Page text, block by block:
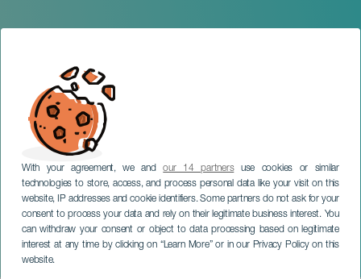
With your agreement, we andour 14 partnersuse cookies or similar
technologies to store, access, and process personal data like your visit on this
website, IP addresses and cookie identifiers. Some partners do not ask for your
consent to process your data and rely on their legitimate business interest. You
can withdraw your consent or object to data processing based on legitimate
interest at any time by clicking on “Learn More” or in our Privacy Policy on this
website.
Luis González és Takahiro
Mita koncerten
GRAN CANARIA